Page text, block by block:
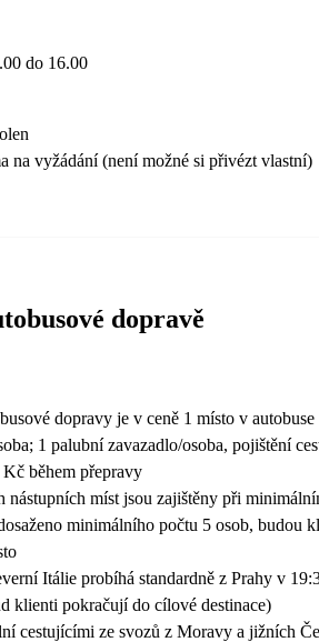
do 16.00
na vyžádání (není možné si přivézt vlastní)
dopravě
dopravy je v ceně 1 místo v
1 palubní zavazadlo/osoba, pojištění
během přepravy
nástupních míst jsou zajištěny při
minimálního počtu 5 osob, budou
Itálie probíhá standardně z Prahy v
klienti pokračují do cílové destinace)
cestujícími ze svozů z Moravy a jižních